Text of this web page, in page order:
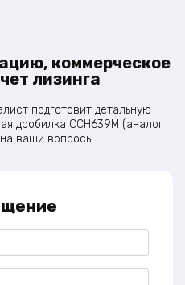
коммерческое
лизинга
подготовит детальную
дробилка CCH639M (аналог
ваши вопросы.